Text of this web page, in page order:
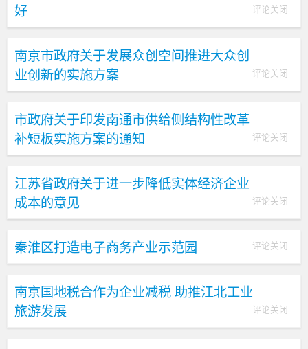
好
评论关闭
南京市政府关于发展众创空间推进大众创
业创新的实施方案
评论关闭
市政府关于印发南通市供给侧结构性改革
补短板实施方案的通知
评论关闭
江苏省政府关于进一步降低实体经济企业
成本的意见
评论关闭
秦淮区打造电子商务产业示范园 评论关闭
南京国地税合作为企业减税 助推江北工业
旅游发展
评论关闭